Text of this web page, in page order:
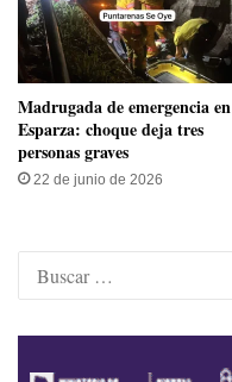
Madrugada de emergencia en
Esparza: choque deja tres
personas graves
22 de junio de 2026